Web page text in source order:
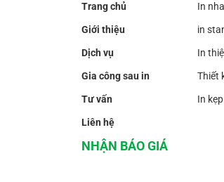
Trang chủ
Giới thiệu
Dịch vụ
Gia công sau in
Tư vấn
Liên hệ
In
in
In
Thiết
In
NHẬN BÁO GIÁ